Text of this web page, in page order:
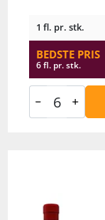
1 fl. pr. stk.
BEDSTE PRIS
6 fl. pr. stk.